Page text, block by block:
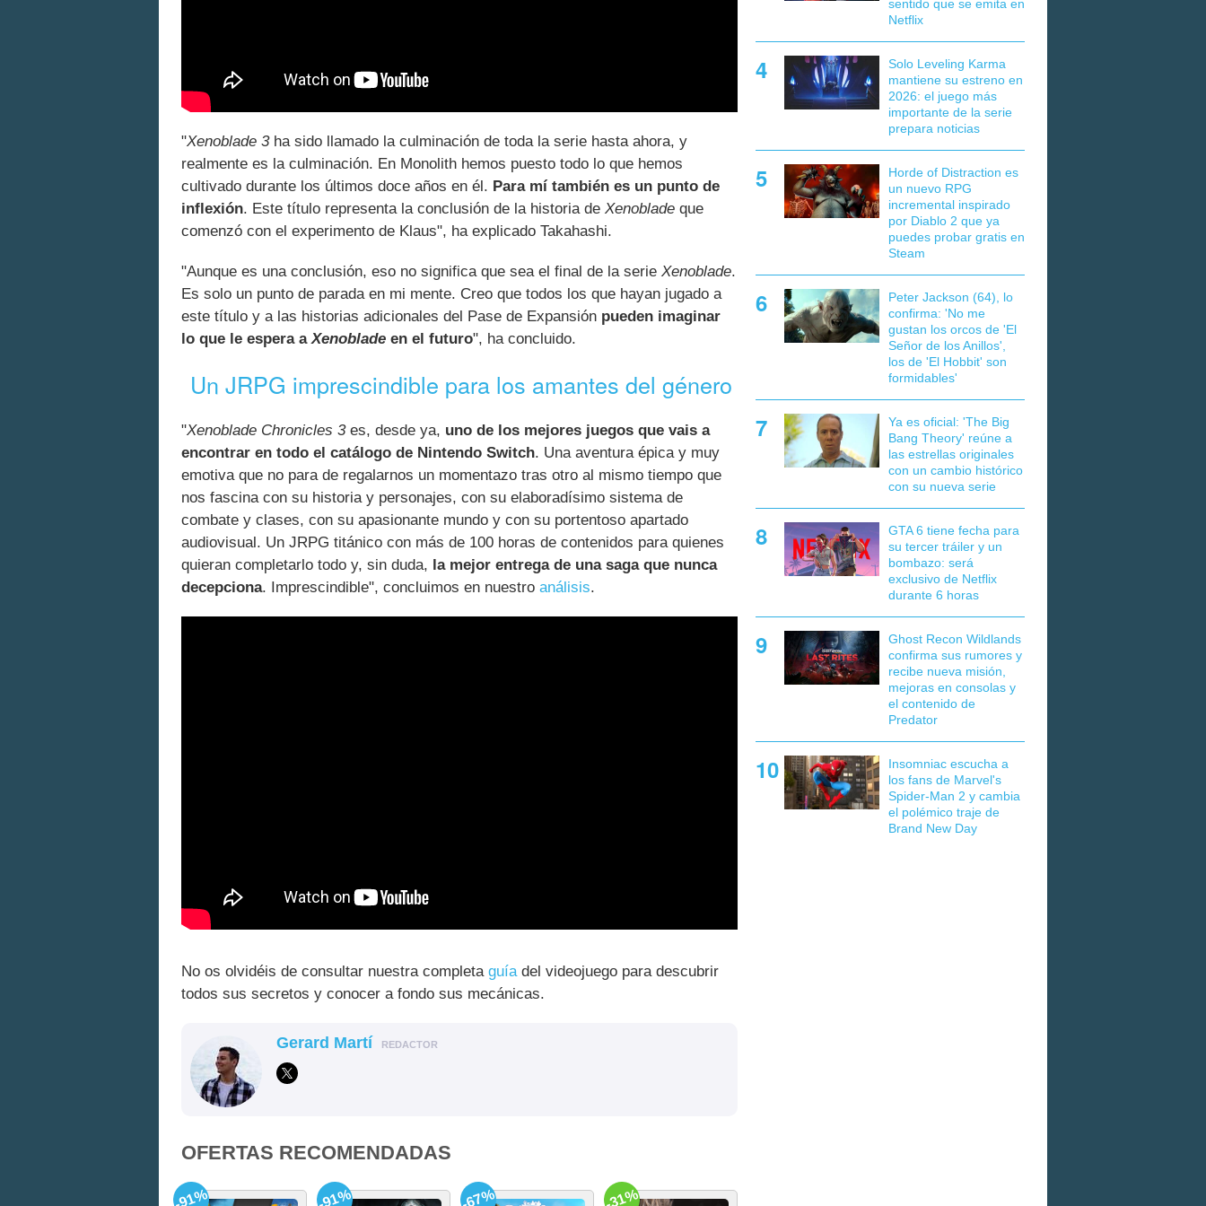
"Xenoblade 3ha sido llamado la culminación de toda la serie hasta ahora, y
realmente es la culminación. En Monolith hemos puesto todo lo que hemos
cultivado durante los últimos doce años en él. Para mí también es un punto de
inflexión. Este título representa la conclusión de la historia de Xenoblade que
comenzó con el experimento de Klaus", ha explicado Takahashi.
"Aunque es una conclusión, eso no significa que sea el final de la serie Xenoblade.
Es solo un punto de parada en mi mente. Creo que todos los que hayan jugado a
este título y a las historias adicionales del Pase de Expansión pueden imaginar
lo que le espera aXenoblade en el futuro", ha concluido.
Un JRPG imprescindible para los amantes del género
"Xenoblade Chronicles 3es, desde ya, uno de los mejores juegos que vais a
encontrar en todo el catálogo de Nintendo Switch. Una aventura épica y muy
emotiva que no para de regalarnos un momentazo tras otro al mismo tiempo que
nos fascina con su historia y personajes, con su elaboradísimo sistema de
combate y clases, con su apasionante mundo y con su portentoso apartado
audiovisual. Un JRPG titánico con más de 100 horas de contenidos para quienes
quieran completarlo todo y, sin duda, la mejor entrega de una saga que nunca
decepciona. Imprescindible", concluimos en nuestro análisis.
No os olvidéis de consultar nuestra completa guía del videojuego para descubrir
todos sus secretos y conocer a fondo sus mecánicas.
Gerard Martí REDACTOR
OFERTAS RECOMENDADAS
-91% -91% -67% -31%
sentido que se emita en
Netflix
Solo Leveling Karma
mantiene su estreno en
2026: el juego más
importante de la serie
prepara noticias
Horde of Distraction es
un nuevo RPG
incremental inspirado
por Diablo 2 que ya
puedes probar gratis en
Steam
Peter Jackson (64), lo
confirma: 'No me
gustan los orcos de 'El
Señor de los Anillos',
los de 'El Hobbit' son
formidables'
Ya es oficial: 'The Big
Bang Theory' reúne a
las estrellas originales
con un cambio histórico
con su nueva serie
GTA 6 tiene fecha para
su tercer tráiler y un
bombazo: será
exclusivo de Netflix
durante 6 horas
Ghost Recon Wildlands
confirma sus rumores y
recibe nueva misión,
mejoras en consolas y
el contenido de
Predator
Insomniac escucha a
los fans de Marvel's
Spider-Man 2 y cambia
el polémico traje de
Brand New Day